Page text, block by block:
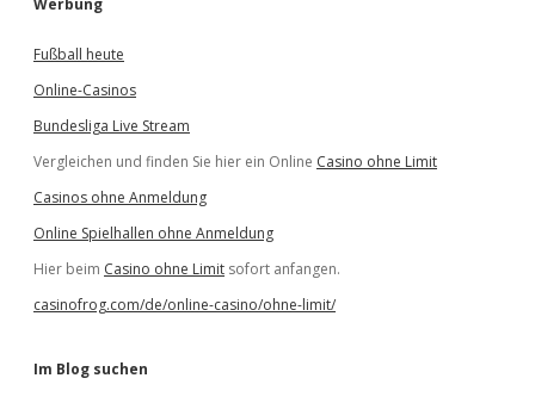
Werbung
Fußball heute
Online-Casinos
Bundesliga Live Stream
Vergleichen und finden Sie hier ein Online Casino ohne Limit
Casinos ohne Anmeldung
Online Spielhallen ohne Anmeldung
Hier beim Casino ohne Limit sofort anfangen.
casinofrog.com/de/online-casino/ohne-limit/
Im Blog suchen